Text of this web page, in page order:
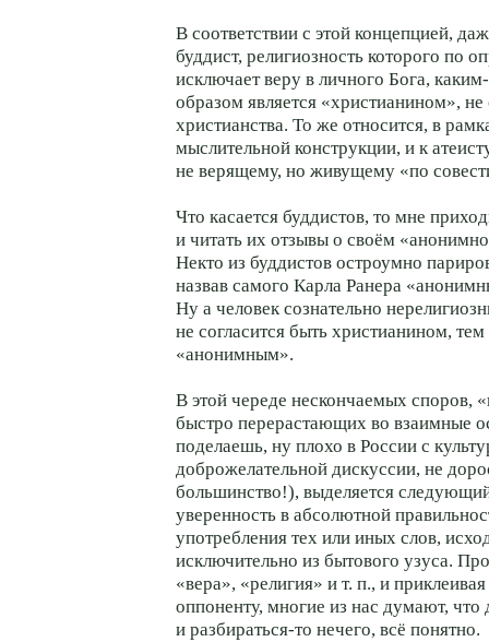
В соответствии с этой концепцией,
буддист, религиозность которого по
исключает веру в личного Бога,
образом является «христианином»,
христианства. То же относится, в
мыслительной конструкции, и к
не верящему, но живущему «по
Что касается буддистов, то мне
и читать их отзывы о своём
Некто из буддистов остроумно
назвав самого Карла Ранера
Ну а человек сознательно
не согласится быть христианином, тем
«анонимным».
В этой череде нескончаемых споров,
быстро перерастающих во взаимные
поделаешь, ну плохо в России с
доброжелательной дискуссии, не
большинство!), выделяется
уверенность в абсолютной
употребления тех или иных слов,
исключительно из бытового узуса.
«вера», «религия» и т. п., и
оппоненту, многие из нас думают, что
и разбираться-то нечего, всё понятно.